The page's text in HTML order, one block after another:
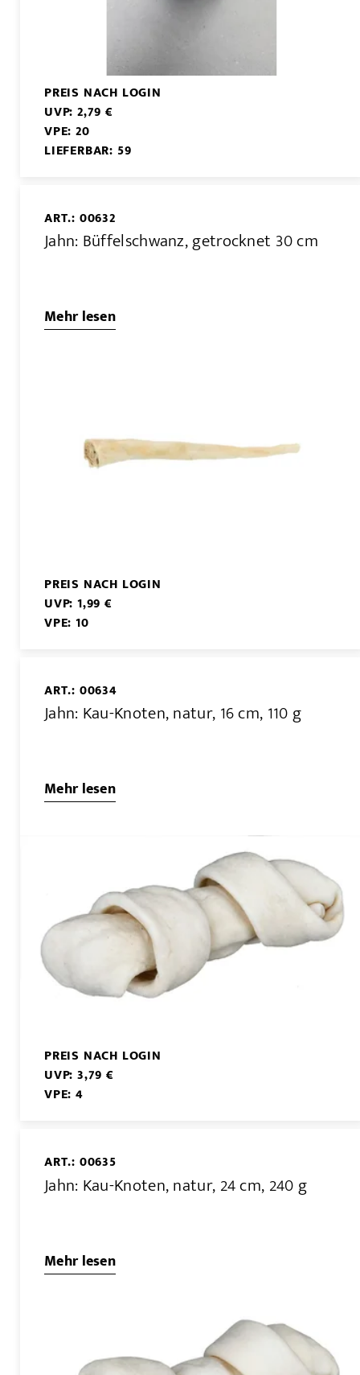
PREIS NACH LOGIN
UVP: 2,79 €
VPE: 20
LIEFERBAR: 59
ART.: 00632
Jahn: Büffelschwanz, getrocknet 30 cm
Mehr lesen
PREIS NACH LOGIN
UVP: 1,99 €
VPE: 10
ART.: 00634
Jahn: Kau-Knoten, natur, 16 cm, 110 g
Mehr lesen
PREIS NACH LOGIN
UVP: 3,79 €
VPE: 4
ART.: 00635
Jahn: Kau-Knoten, natur, 24 cm, 240 g
Mehr lesen